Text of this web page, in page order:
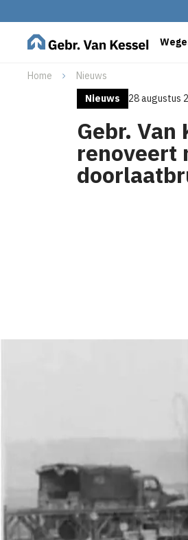
Home
Nieuws
Nieuws
28 augustus
Gebr. Van
renoveert